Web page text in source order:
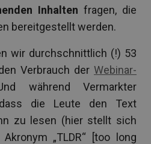
Inhalten fragen, die
bereitgestellt werden.
wir durchschnittlich (!) 53
Verbrauch der Webinar-
während Vermarkter
die Leute den Text
zu lesen (hier stellt sich
„TLDR“ [too long